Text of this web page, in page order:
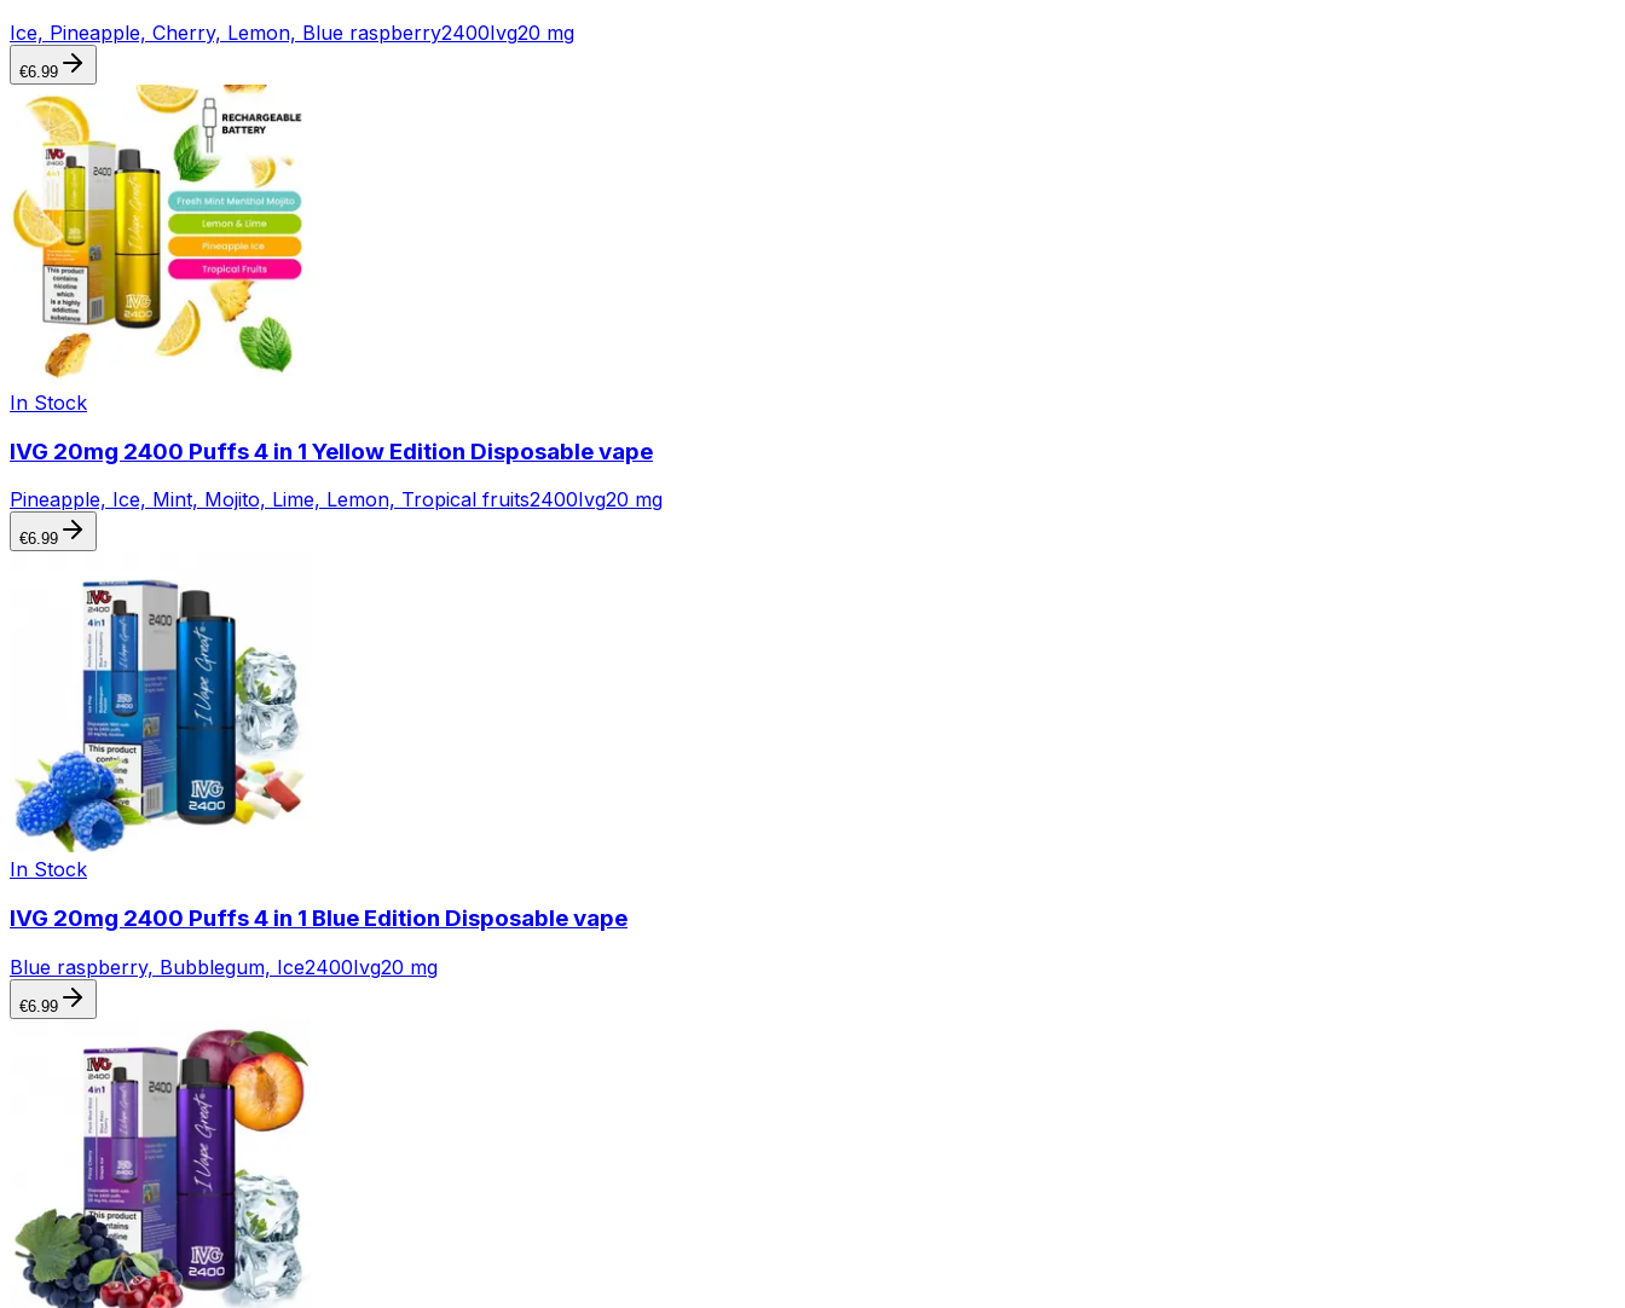
Ice, Pineapple, Cherry, Lemon, Blue raspberry2400Ivg20 mg
€6.99
In Stock
IVG 20mg 2400 Puffs 4 in 1 Yellow Edition Disposable vape
Pineapple, Ice, Mint, Mojito, Lime, Lemon, Tropical fruits2400Ivg20 mg
€6.99
In Stock
IVG 20mg 2400 Puffs 4 in 1 Blue Edition Disposable vape
Blue raspberry, Bubblegum, Ice2400Ivg20 mg
€6.99